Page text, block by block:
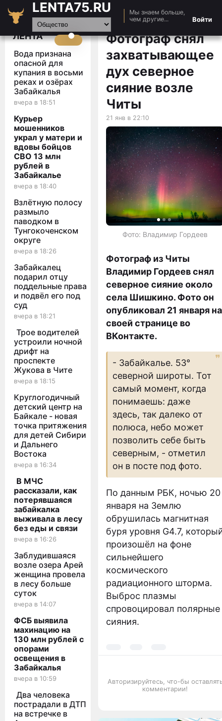
LENTA75.RU
Мы знаем больше,
чем другие...
Войти
Главная
Новости
Видео
Статьи
ЛЕНТА
Вода признана
опасной для
купания в восьми
реках и озёрах
Забайкалья
вчера в 18:51
Курьер
мошенников
украл у матери и
вдовы бойцов
СВО 13 млн
рублей в
Забайкалье
вчера в 18:40
Взлётную полосу
размыло
паводком в
Тунгокоченском
округе
вчера в 18:26
Забайкалец
подарил отцу
поддельные права
и подвёл его под
суд
вчера в 18:21
Трое водителей
устроили ночной
дрифт на
проспекте
Жукова в Чите
вчера в 18:15
Круглогодичный
детский центр на
Байкале - новая
точка притяжения
для детей Сибири
и Дальнего
Востока
вчера в 16:34
В МЧС
рассказали, как
потерявшаяся
забайкалка
выживала в лесу
без еды и связи
вчера в 16:26
Заблудившаяся
возле озера Арей
женщина провела
в лесу больше
суток
вчера в 14:07
ФСБ выявила
махинацию на
130 млн рублей с
опорами
освещения в
Забайкалья
вчера в 10:59
Два человека
пострадали в ДТП
на встречке в
Фотограф снял
захватывающее
дух северное
сияние возле
Читы
21 янв в 22:10
Фото: Владимир Гордеев
Фотограф из Читы
Владимир Гордеев снял
северное сияние около
села Шишкино. Фото он
опубликовал 21 января на
своей странице во
ВКонтакте.
- Забайкалье. 53°
северной широты. Тот
самый момент, когда
понимаешь: даже
здесь, так далеко от
полюса, небо может
позволить себе быть
северным, - отметил
он в посте под фото.
По данным РБК, ночью 20
января на Землю
обрушилась магнитная
буря уровня G4.7,
произошёл на фоне
сильнейшего
космического
радиационного шторма.
Выброс плазмы
спровоцировал полярные
сияния.
Авторизируйтесь, что-бы
комментарии!